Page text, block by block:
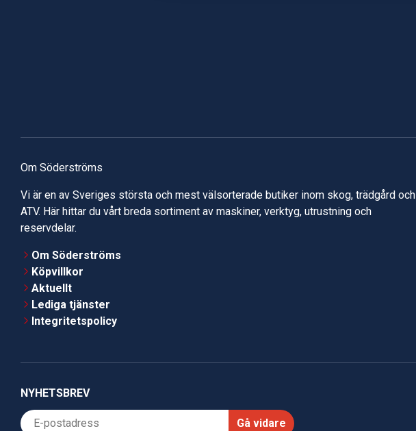
Om Söderströms
Vi är en av Sveriges största och mest välsorterade butiker inom skog, trädgård och
ATV. Här hittar du vårt breda sortiment av maskiner, verktyg, utrustning och
reservdelar.
Om Söderströms
Köpvillkor
Aktuellt
Lediga tjänster
Integritetspolicy
NYHETSBREV
Gå vidare